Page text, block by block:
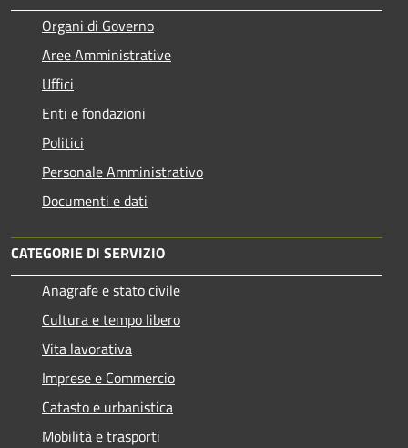
Organi di Governo
Aree Amministrative
Uffici
Enti e fondazioni
Politici
Personale Amministrativo
Documenti e dati
CATEGORIE DI SERVIZIO
Anagrafe e stato civile
Cultura e tempo libero
Vita lavorativa
Imprese e Commercio
Catasto e urbanistica
Mobilità e trasporti